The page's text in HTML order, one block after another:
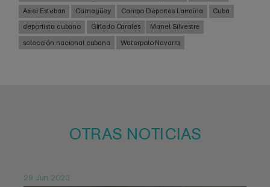
Asier Esteban
Camagüey Campo Deportes Larraina
Cuba
deportista cubano
Girlado Carales
Manel Silvestre
selección nacional cubana
Waterpolo Navarra
OTRAS NOTICIAS
29 Jun 2023